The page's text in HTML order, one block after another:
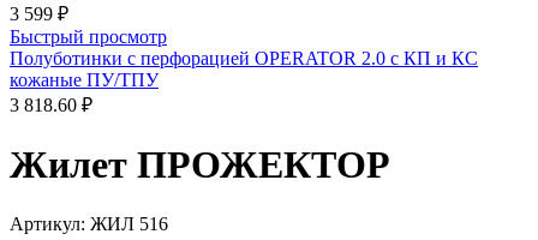
3 599 ₽
Быстрый просмотр
Полуботинки с перфорацией OPERATOR 2.0 с КП и КС
кожаные ПУ/ТПУ
3 818.60 ₽
Жилет ПРОЖЕКТОР
Артикул: ЖИЛ 516